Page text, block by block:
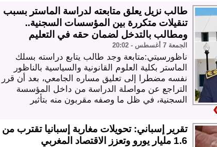
طالب نزيل يعلق متابعته لدراسة الماستر بسبب
تنقيلات متكررة بين المؤسسات السجنية..
ومطالب بالتدخل لضمان حقه في التعليم
الجمعة 7 أغسطس - 20:02
ناظورسيتي:متابعة وجد طالب يتابع دراسته بسلك
الماستر بكلية العلوم القانونية والسياسية بالناظور
نفسه مضطرا إلى تعليق مساره الجامعي، بعد أن قرر
التراجع عن مواصلة الدراسة من داخل المؤسسة
السجنية، في ظل ما وصفه مقربون منه بتأثير
تقرير إسباني: تحويلات مغاربة إسبانيا تقترب من
1.6 مليار يورو وتعزز الاقتصاد المغربي